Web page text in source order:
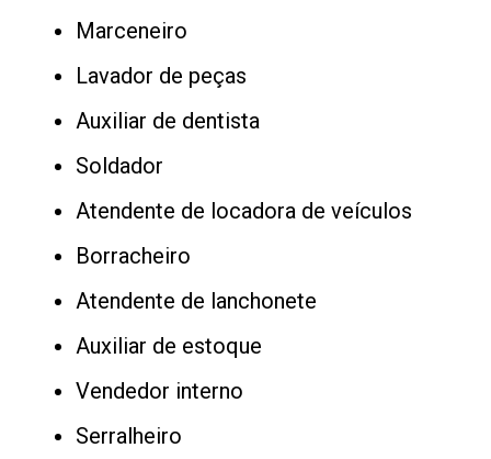
Marceneiro
Lavador de peças
Auxiliar de dentista
Soldador
Atendente de locadora de veículos
Borracheiro
Atendente de lanchonete
Auxiliar de estoque
Vendedor interno
Serralheiro